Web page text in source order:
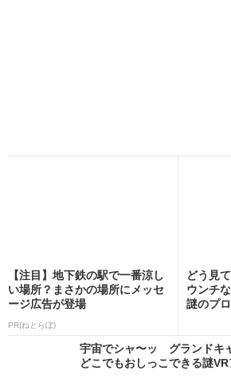
【注目】地下鉄の駅で一番涼し
い場所？まさかの場所にメッセ
ージ広告が登場
PR(ねとらぼ)
どう見
ウンチ
謎のプ
宇宙でシャ〜ッ グランドキ
どこでもおしっこできる謎